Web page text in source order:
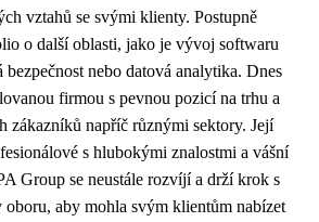
vztahů se svými klienty. Postupně
o další oblasti, jako je vývoj softwaru
nebo datová analytika. Dnes
firmou s pevnou pozicí na trhu a
zákazníků napříč různými sektory. Její
s hlubokými znalostmi a vášní
Group se neustále rozvíjí a drží krok s
aby mohla svým klientům nabízet